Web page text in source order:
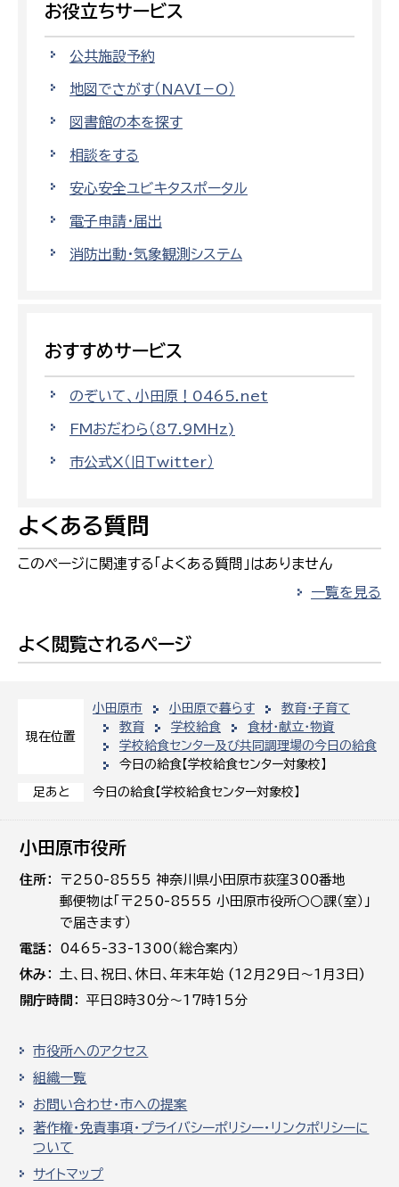
現在位置
小田原市 小田原で暮らす
教育・子育て
教育
学校給食
食材・献立・物資
学校給食センター及び共同調理場の今日の給食
今日の給食【学校給食センター対象校】
足あと 今日の給食【学校給食センター対象校】
お役立ちサービス
公共施設予約
地図でさがす（NAVI－O）
図書館の本を探す
相談をする
安心安全ユビキタスポータル
電子申請・届出
消防出動・気象観測システム
おすすめサービス
のぞいて、小田原！0465.net
FMおだわら（87.9MHz)
市公式X（旧Twitter）
よくある質問
このページに関連する「よくある質問」はありません
一覧を見る
よく閲覧されるページ
小田原市役所
住所
〒250-8555 神奈川県小田原市荻窪300番地
郵便物は「〒250-8555 小田原市役所○○課（室）」
で届きます）
電話
0465-33-1300（総合案内）
休み
土､日､祝日、休日、年末年始 (12月29日～1月3日)
開庁時間
平日8時30分～17時15分
市役所へのアクセス
組織一覧
お問い合わせ・市への提案
著作権・免責事項・プライバシーポリシー・リンクポリシーに
ついて
サイトマップ